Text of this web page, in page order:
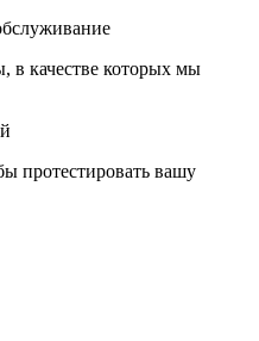
в качестве которых мы
протестировать вашу